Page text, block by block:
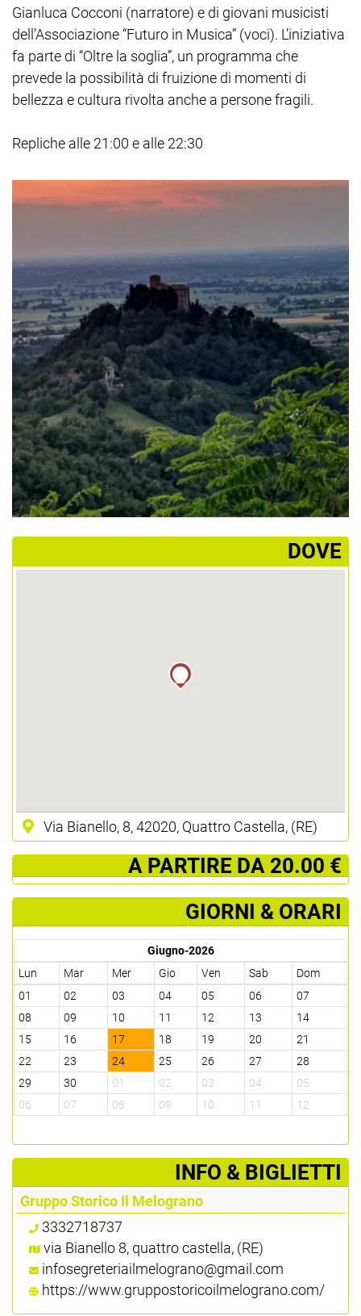
Gianluca Cocconi (narratore) e di giovani musicisti
dell’Associazione “Futuro in Musica” (voci). L’iniziativa
fa parte di “Oltre la soglia”, un programma che
prevede la possibilità di fruizione di momenti di
bellezza e cultura rivolta anche a persone fragili.
Repliche alle 21:00 e alle 22:30
­DOVE
Via Bianello, 8, 42020, Quattro Castella, (RE)
­ A PARTIRE DA 20.00 €
GIORNI & ORARI
Giugno-2026
Lun
Mar Mer Gio Ven Sab
Dom
01
02 03 04 05 06
07
08
09 10 11 12 13
14
15
16 17 18 19 20
21
22
23 24 25 26 27
28
29
30 01 02 03 04
05
06
07 08 09 10 11 12
­INFO & BIGLIETTI
Gruppo Storico Il Melograno
3332718737
via Bianello 8, quattro castella, (RE)
infosegreteriailmelograno@gmail.com
https://www.gruppostoricoilmelograno.com/